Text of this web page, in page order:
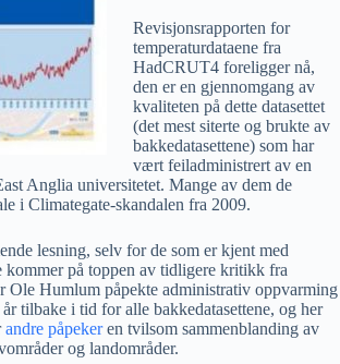
Revisjonsrapporten for
temperaturdataene fra
HadCRUT4 foreligger nå,
den er en gjennomgang av
kvaliteten på dette datasettet
(det mest siterte og brukte av
bakkedatasettene) som har
vært feiladministrert av en
Anglia universitetet. Mange av dem de
i Climategate-skandalen fra 2009.
lesning, selv for de som er kjent med
på toppen av tidligere kritikk fra
Ole Humlum påpekte administrativ oppvarming
tilbake i tid for alle bakkedatasettene, og her
andre påpekeren tvilsom sammenblanding av
og landområder.